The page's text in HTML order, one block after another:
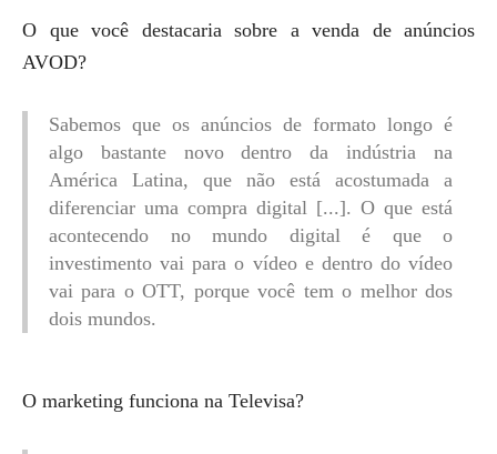
O que você destacaria sobre a venda de anúncios
AVOD?
Sabemos que os anúncios de formato longo é
algo bastante novo dentro da indústria na
América Latina, que não está acostumada a
diferenciar uma compra digital [...]. O que está
acontecendo no mundo digital é que o
investimento vai para o vídeo e dentro do vídeo
vai para o OTT, porque você tem o melhor dos
dois mundos.
O marketing funciona na Televisa?